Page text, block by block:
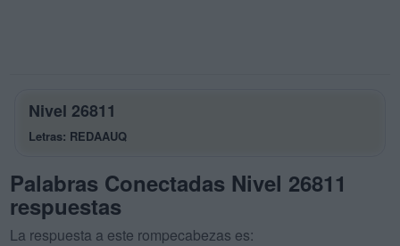
Nivel 26811
Letras: REDAAUQ
Palabras Conectadas Nivel 26811
respuestas
La respuesta a este rompecabezas es: